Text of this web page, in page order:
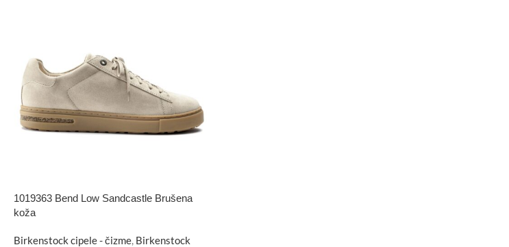
1019363 Bend Low Sandcastle Brušena
koža
Birkenstock cipele - čizme, Birkenstock